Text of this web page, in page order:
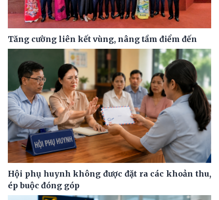
Tăng cường liên kết vùng, nâng tầm điểm đến
Hội phụ huynh không được đặt ra các khoản thu,
ép buộc đóng góp